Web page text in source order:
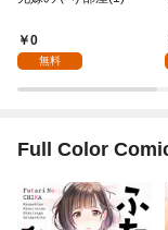
0
無料
Full Color